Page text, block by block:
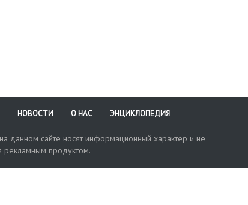
НОВОСТИ О НАС ЭНЦИКЛОПЕДИЯ
данном сайте носят информационный характер и не
рекламным продуктом.